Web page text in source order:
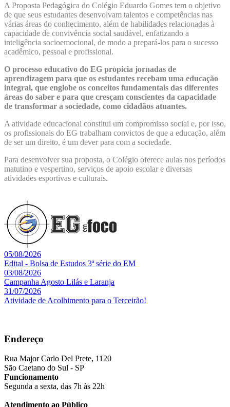
A Proposta Pedagógica do Colégio Eduardo Gomes tem o objetivo
de que seus estudantes desenvolvam talentos e competências nas
várias áreas do conhecimento, além de habilidades relacionadas à
capacidade de convivência social saudável, enfatizando a
inteligência socioemocional, de modo a prepará-los para o sucesso
acadêmico, pessoal e profissional.
O processo educativo do EG propicia jornadas de
aprendizagem para que os estudantes recebam uma educação
integral, que englobe os conceitos fundamentais das diferentes
áreas do saber e para que cresçam conscientes da capacidade
de transformar a sociedade, como cidadãos atuantes.
A atividade educacional constitui um compromisso social e, por isso,
os profissionais do EG trabalham convictos de que a educação, além
de ser um direito, é um dever para com a sociedade.
Para desenvolver sua proposta, o Colégio oferece aulas nos períodos
matutino e vespertino, serviços de apoio escolar e diversas
atividades esportivas e culturais.
05/08/2026
Edital - Bolsa de Estudos 3ª série do EM
03/08/2026
Campanha Agosto Lilás e Laranja
31/07/2026
Atividade de Acolhimento para o Terceirão!
Endereço
Rua Major Carlo Del Prete, 1120
São Caetano do Sul - SP
Funcionamento
Segunda a sexta, das 7h às 22h
Atendimento ao Público